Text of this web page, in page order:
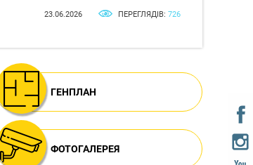
23.06.2026 ПЕРЕГЛЯДІВ: 726
ГЕНПЛАН
ФОТОГАЛЕРЕЯ